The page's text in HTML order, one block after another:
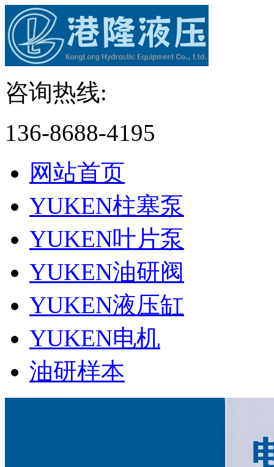
咨询热线:
136-8688-4195
网站首页
YUKEN柱塞泵
YUKEN叶片泵
YUKEN油研阀
YUKEN液压缸
YUKEN电机
油研样本